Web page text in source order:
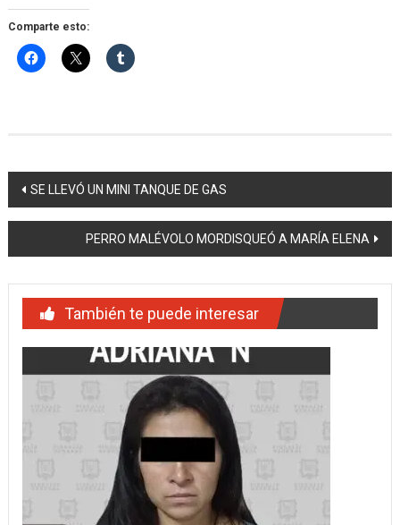
Comparte esto:
Navegación
de
entradas
SE LLEVÓ UN MINI TANQUE DE GAS
PERRO MALÉVOLO MORDISQUEÓ A MARÍA ELENA
También te puede interesar